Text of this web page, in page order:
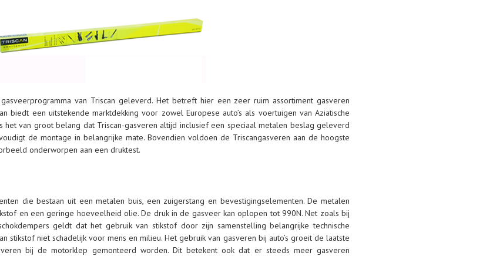
gasveerprogramma van Triscan geleverd. Het betreft hier een zeer ruim assortiment gasveren
biedt een uitstekende marktdekking voor zowel Europese auto’s als voertuigen van Aziatische
het van groot belang dat Triscan-gasveren altijd inclusief een speciaal metalen beslag geleverd
de montage in belangrijke mate. Bovendien voldoen de Triscangasveren aan de hoogste
onderworpen aan een druktest.
die bestaan uit een metalen buis, een zuigerstang en bevestigingselementen. De metalen
en een geringe hoeveelheid olie. De druk in de gasveer kan oplopen tot 990N. Net zoals bij
geldt dat het gebruik van stikstof door zijn samenstelling belangrijke technische
stikstof niet schadelijk voor mens en milieu. Het gebruik van gasveren bij auto’s groeit de laatste
bij de motorklep gemonteerd worden. Dit betekent ook dat er steeds meer gasveren